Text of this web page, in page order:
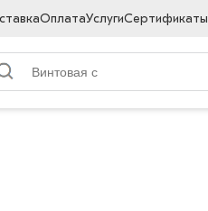
ОплатаУслугиСертификаты